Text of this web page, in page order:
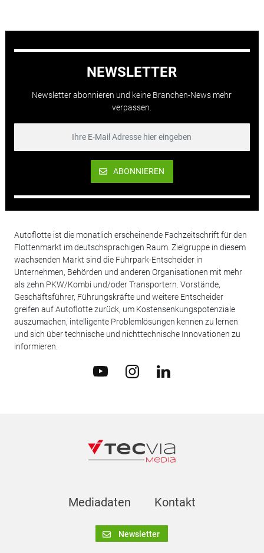
NEWSLETTER
Newsletter abonnieren und keine Branchen-News mehr
verpassen.
ABONNIEREN
Autoflotte ist die monatlich erscheinende Fachzeitschrift für den
Flottenmarkt im deutschsprachigen Raum. Zielgruppe in diesem
wachsenden Markt sind die Fuhrpark-Entscheider in
Unternehmen, Behörden und anderen Organisationen mit mehr
als zehn PKW/Kombi und/oder Transportern. Vorstände,
Geschäftsführer, Führungskräfte und weitere Entscheider
greifen auf Autoflotte zurück, um Kostensenkungspotenziale
auszumachen, intelligente Problemlösungen kennen zu lernen
und sich über technische und nichttechnische Innovationen zu
informieren.
Mediadaten Kontakt
Newsletter